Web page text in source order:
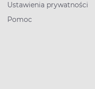
Ustawienia prywatności
Pomoc